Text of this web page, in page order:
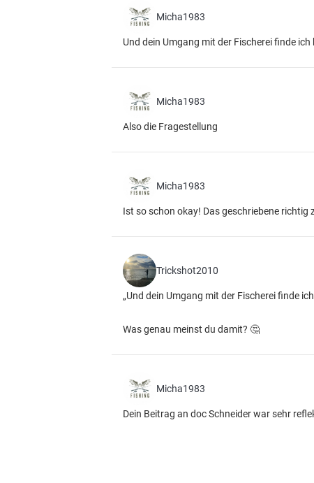
Micha1983
Und dein Umgang mit der Fischerei finde
Micha1983
Also die Fragestellung
Micha1983
Ist so schon okay! Das geschriebene
Trickshot2010
„Und dein Umgang mit der Fischerei finde
Was genau meinst du damit? 🤔
Micha1983
Dein Beitrag an doc Schneider war sehr